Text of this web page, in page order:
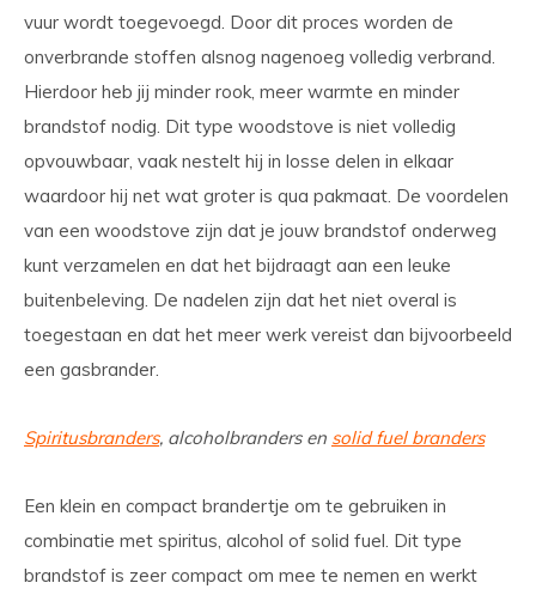
vuur wordt toegevoegd. Door dit proces worden de
onverbrande stoffen alsnog nagenoeg volledig verbrand.
Hierdoor heb jij minder rook, meer warmte en minder
brandstof nodig. Dit type woodstove is niet volledig
opvouwbaar, vaak nestelt hij in losse delen in elkaar
waardoor hij net wat groter is qua pakmaat. De voordelen
van een woodstove zijn dat je jouw brandstof onderweg
kunt verzamelen en dat het bijdraagt aan een leuke
buitenbeleving. De nadelen zijn dat het niet overal is
toegestaan en dat het meer werk vereist dan bijvoorbeeld
een gasbrander.
Spiritusbranders, alcoholbranders en solid fuel branders
Een klein en compact brandertje om te gebruiken in
combinatie met spiritus, alcohol of solid fuel. Dit type
brandstof is zeer compact om mee te nemen en werkt